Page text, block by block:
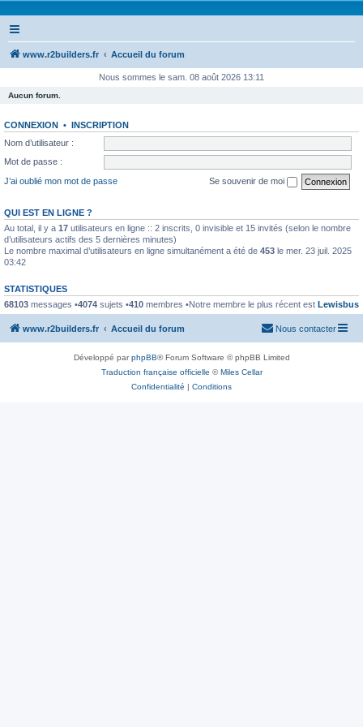
www.r2builders.fr Accueil du forum
Nous sommes le sam. 08 août 2026 13:11
Aucun forum.
CONNEXION • INSCRIPTION
Nom d’utilisateur :
Mot de passe :
J’ai oublié mon mot de passe
Se souvenir de moi
QUI EST EN LIGNE ?
Au total, il y a 17 utilisateurs en ligne :: 2 inscrits, 0 invisible et 15 invités (selon le nombre
d’utilisateurs actifs des 5 dernières minutes)
Le nombre maximal d’utilisateurs en ligne simultanément a été de 453 le mer. 23 juil. 2025
03:42
STATISTIQUES
68103 messages •4074 sujets •410 membres •Notre membre le plus récent est Lewisbus
www.r2builders.fr Accueil du forum Nous contacter
Développé parphpBB® Forum Software © phpBB Limited
Traduction française officielle ©Miles Cellar
Confidentialité | Conditions